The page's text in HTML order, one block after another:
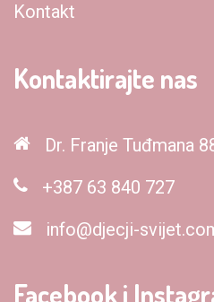
Kontakt
Kontaktirajte nas
Dr. Franje Tuđmana
+387 63 840 727
info@djecji-
Facebook i